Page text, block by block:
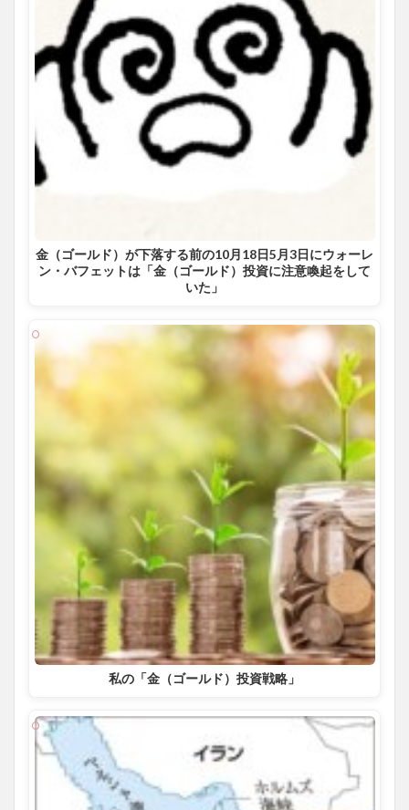
金（ゴールド）が下落する前の10月18日5月3日にウォーレ
ン・バフェットは「金（ゴールド）投資に注意喚起をして
いた」
私の「金（ゴールド）投資戦略」